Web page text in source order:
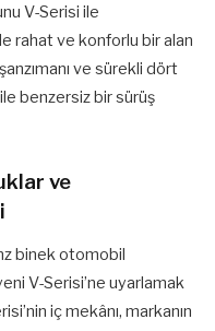
V-Serisi ile
rahat ve konforlu bir alan
ve sürekli dört
benzersiz bir sürüş
ve
binek otomobil
V-Serisi’ne uyarlamak
iç mekânı, markanın